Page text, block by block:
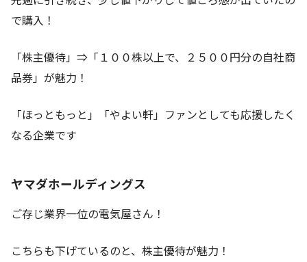
で購入！
「株主優待」⇒「１００株以上で、２５００円分の自社商
品券」が魅力！
「ほっともっと」「やよい軒」ファンとしても応援したく
なる企業です
ヤマダホールディングス
ご存じ業界一位の電気屋さん！
こちらも下げているのと、株主優待が魅力！